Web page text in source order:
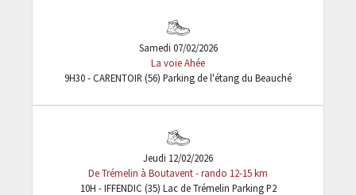
Samedi 07/02/2026
La voie Ahée
9H30 - CARENTOIR (56) Parking de l'étang du Beauché
Jeudi 12/02/2026
De Trémelin à Boutavent - rando 12-15 km
10H - IFFENDIC (35) Lac de Trémelin Parking P2